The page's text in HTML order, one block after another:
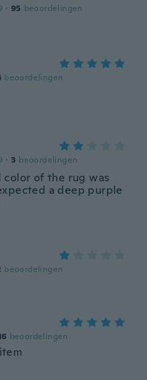
· 95 beoordelingen
beoordelingen
· 3 beoordelingen
color of the rug was
a deep purple
beoordelingen
beoordelingen